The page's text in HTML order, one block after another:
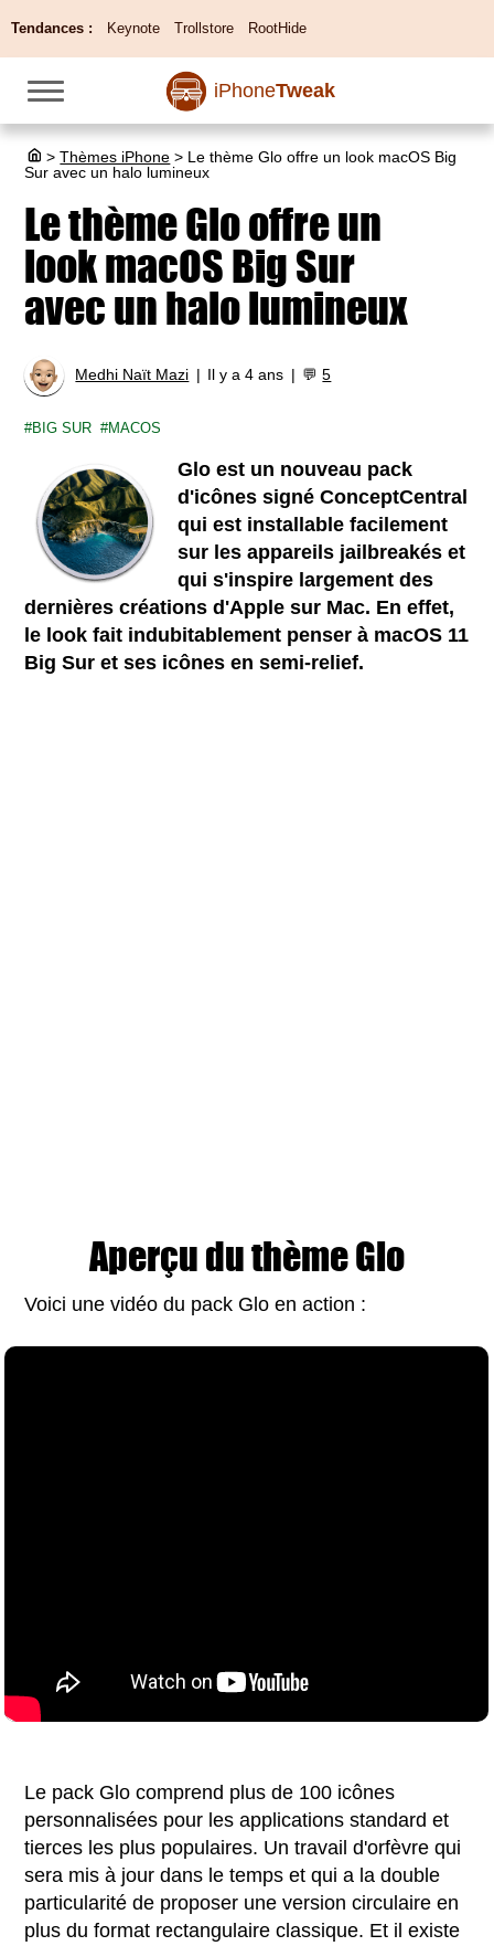
Tendances : Keynote Trollstore RootHide
iPhoneTweak
> Thèmes iPhone > Le thème Glo offre un look macOS Big
Sur avec un halo lumineux
Le thème Glo offre un
look macOS Big Sur
avec un halo lumineux
Medhi Naït Mazi Il y a 4 ans 💬5
BIG SUR MACOS
Glo est un nouveau pack
d'icônes signé ConceptCentral
qui est installable facilement
sur les appareils jailbreakés et
qui s'inspire largement des
dernières créations d'Apple sur Mac. En effet,
le look fait indubitablement penser à macOS 11
Big Sur et ses icônes en semi-relief.
Aperçu du thème Glo
Voici une vidéo du pack Glo en action :
Le pack Glo comprend plus de 100 icônes
personnalisées pour les applications standard et
tierces les plus populaires. Un travail d'orfèvre qui
sera mis à jour dans le temps et qui a la double
particularité de proposer une version circulaire en
plus du format rectangulaire classique. Et il existe